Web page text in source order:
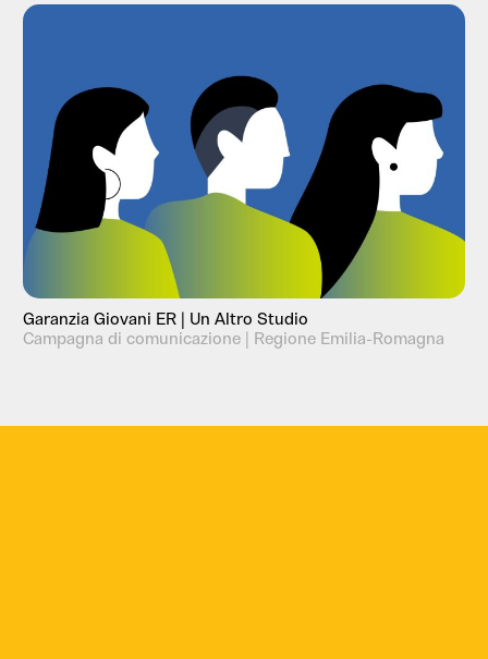
Garanzia Giovani ER | Un Altro Studio
Campagna di comunicazione | Regione Emilia-Romagna